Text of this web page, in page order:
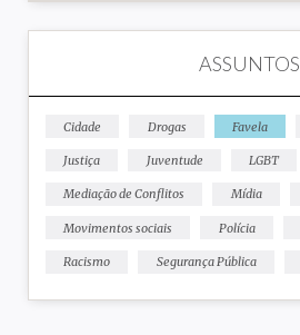
ASSUNTOS
Cidade Drogas Favela
Justiça Juventude LGBT
Mediação de Conflitos Mídia
Movimentos sociais Polícia
Racismo Segurança Pública